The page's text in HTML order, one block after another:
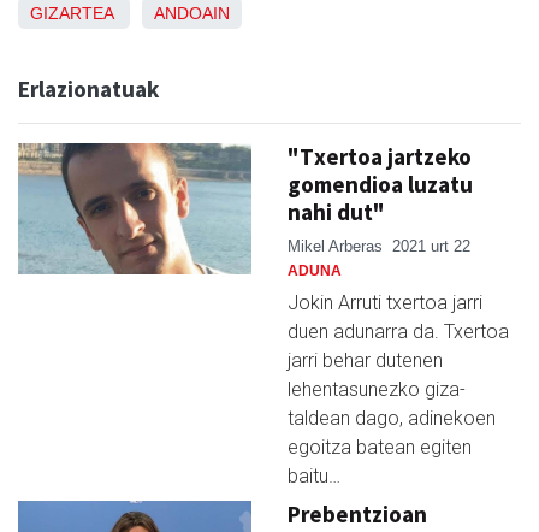
GIZARTEA ANDOAIN
Erlazionatuak
"Txertoa jartzeko
gomendioa luzatu
nahi dut"
Mikel Arberas 2021 urt 22
ADUNA
Jokin Arruti txertoa jarri
duen adunarra da. Txertoa
jarri behar dutenen
lehentasunezko giza-
taldean dago, adinekoen
egoitza batean egiten
baitu…
Prebentzioan